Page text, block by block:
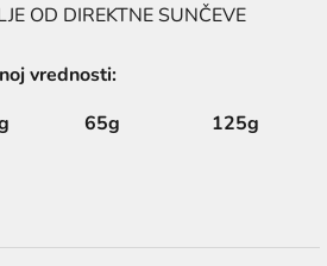
OD DIREKTNE SUNČEVE
vrednosti:
65g 125g